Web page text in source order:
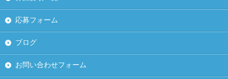
応募フォーム
ブログ
お問い合わせフォーム